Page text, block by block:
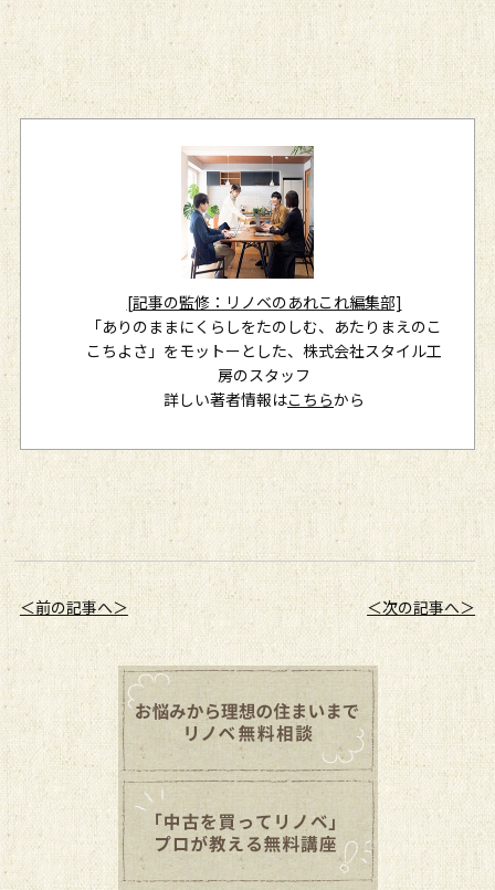
[記事の監修：リノベのあれこれ編集部]
「ありのままにくらしをたのしむ、あたりまえのこ
こちよさ」をモットーとした、株式会社スタイル工
房のスタッフ
詳しい著者情報はこちらから
＜前の記事へ＞ ＜次の記事へ＞